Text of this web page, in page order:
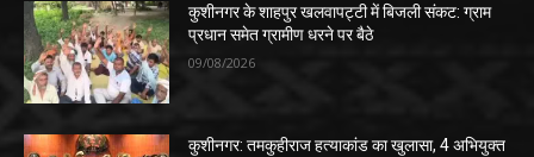
कुशीनगर के शाहपुर खलवापट्टी में बिजली संकट: ग्राम
प्रधान समेत ग्रामीण धरने पर बैठे
09/08/2026
कुशीनगर: तमकुहीराज हत्याकांड का खुलासा, 4 अभियुक्त